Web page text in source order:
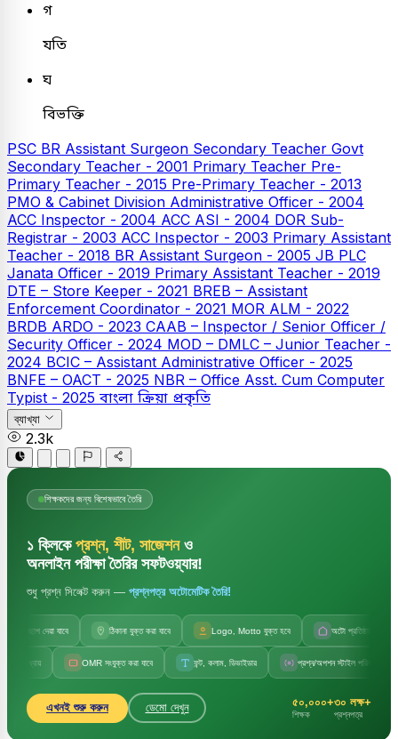
গ
যতি
ঘ
বিভক্তি
PSC BR Assistant Surgeon Secondary Teacher Govt
Secondary Teacher - 2001 Primary Teacher Pre-
Primary Teacher - 2015 Pre-Primary Teacher - 2013
PMO & Cabinet Division Administrative Officer - 2004
ACC Inspector - 2004 ACC ASI - 2004 DOR Sub-
Registrar - 2003 ACC Inspector - 2003 Primary Assistant
Teacher - 2018 BR Assistant Surgeon - 2005 JB PLC
Janata Officer - 2019 Primary Assistant Teacher - 2019
DTE – Store Keeper - 2021 BREB – Assistant
Enforcement Coordinator - 2021 MOR ALM - 2022
BRDB ARDO - 2023 CAAB – Inspector / Senior Officer /
Security Officer - 2024 MOD – DMLC – Junior Teacher -
2024 BCIC – Assistant Administrative Officer - 2025
BNFE – OACT - 2025 NBR – Office Asst. Cum Computer
Typist - 2025 বাংলা ক্রিয়া প্রকৃতি
ব্যাখ্যা
2.3k
শিক্ষকদের জন্য বিশেষভাবে তৈরি
১ ক্লিকে প্রশ্ন, শীট, সাজেশনও
অনলাইন পরীক্ষা তৈরির সফটওয়্যার!
শুধু প্রশ্ন সিলেক্ট করুন — প্রশ্নপত্র অটোমেটিক তৈরি!
দেয়া যাবে ঠিকানা যুক্ত করা যাবে Logo, Motto যুক্ত হবে অটো প্রতিষ্ঠানের নাম
OMR সংযুক্ত করা যাবে ফন্ট, কলাম, ডিভাইডার প্রশ্ন/অপশন স্টাইল পরিবর্তন
এখনই শুরু করুন ডেমো দেখুন ৫০,০০০+
শিক্ষক
৩০ লক্ষ+
প্রশ্নপত্র